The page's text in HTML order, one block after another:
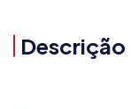
Descrição